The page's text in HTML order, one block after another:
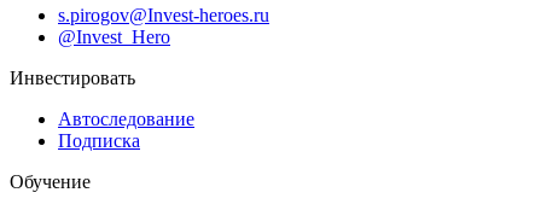
s.pirogov@Invest-heroes.ru
@Invest_Hero
Инвестировать
Автоследование
Подписка
Обучение